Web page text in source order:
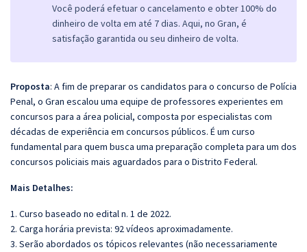
Você poderá efetuar o cancelamento e obter 100% do
dinheiro de volta em até 7 dias. Aqui, no Gran, é
satisfação garantida ou seu dinheiro de volta.
Proposta: A fim de preparar os candidatos para o concurso de Polícia
Penal, o Gran escalou uma equipe de professores experientes em
concursos para a área policial, composta por especialistas com
décadas de experiência em concursos públicos. É um curso
fundamental para quem busca uma preparação completa para um dos
concursos policiais mais aguardados para o Distrito Federal.
Mais Detalhes:
1. Curso baseado no edital n. 1 de 2022.
2. Carga horária prevista: 92 vídeos aproximadamente.
3. Serão abordados os tópicos relevantes (não necessariamente